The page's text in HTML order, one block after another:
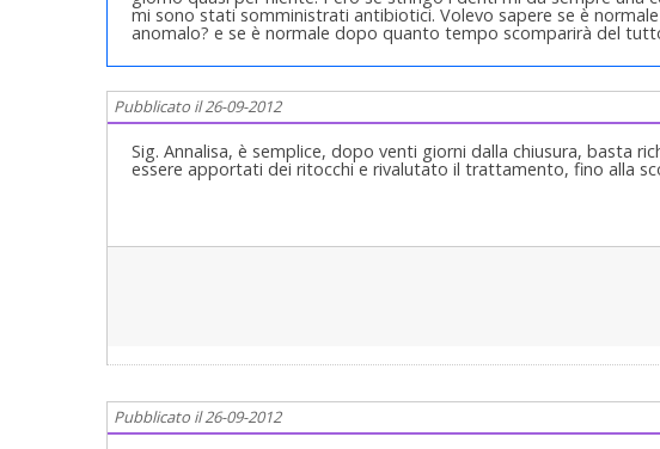
mi sono stati somministrati antibiotici. Volevo sapere se è
anomalo? e se è normale dopo quanto tempo scomparirà del
Pubblicato il 26-09-2012
Sig. Annalisa, è semplice, dopo venti giorni dalla chiusura, basta
essere apportati dei ritocchi e rivalutato il trattamento, fino alla
Pubblicato il 26-09-2012